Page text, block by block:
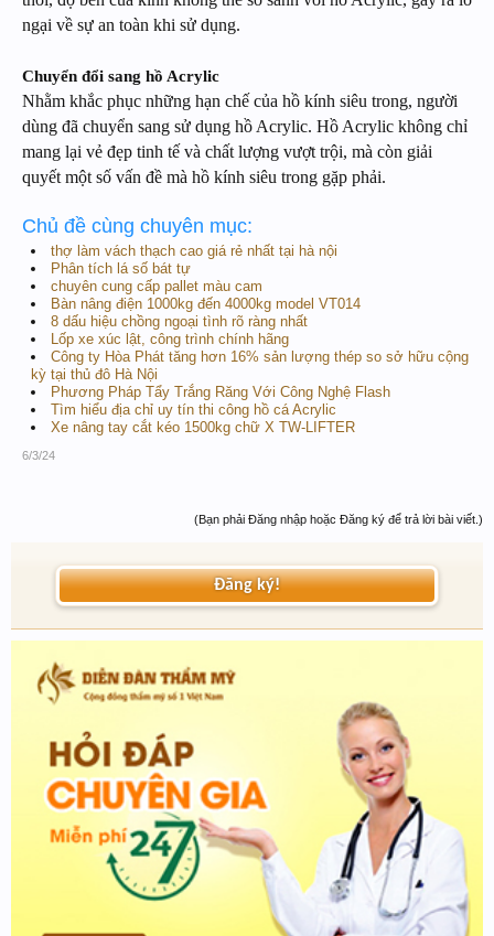
ngại về sự an toàn khi sử dụng.
Chuyển đổi sang hồ Acrylic
Nhằm khắc phục những hạn chế của hồ kính siêu trong, người
dùng đã chuyển sang sử dụng hồ Acrylic. Hồ Acrylic không chỉ
mang lại vẻ đẹp tinh tế và chất lượng vượt trội, mà còn giải
quyết một số vấn đề mà hồ kính siêu trong gặp phải.
Chủ đề cùng chuyên mục:
thợ làm vách thạch cao giá rẻ nhất tại hà nội
Phân tích lá số bát tự
chuyên cung cấp pallet màu cam
Bàn nâng điện 1000kg đến 4000kg model VT014
8 dấu hiệu chồng ngoại tình rõ ràng nhất
Lốp xe xúc lật, công trình chính hãng
Công ty Hòa Phát tăng hơn 16% sản lượng thép so sở hữu cộng
kỳ tại thủ đô Hà Nội
Phương Pháp Tẩy Trắng Răng Với Công Nghệ Flash
Tìm hiểu địa chỉ uy tín thi công hồ cá Acrylic
Xe nâng tay cắt kéo 1500kg chữ X TW-LIFTER
6/3/24
(Bạn phải Đăng nhập hoặc Đăng ký để trả lời bài viết.)
Đăng ký!